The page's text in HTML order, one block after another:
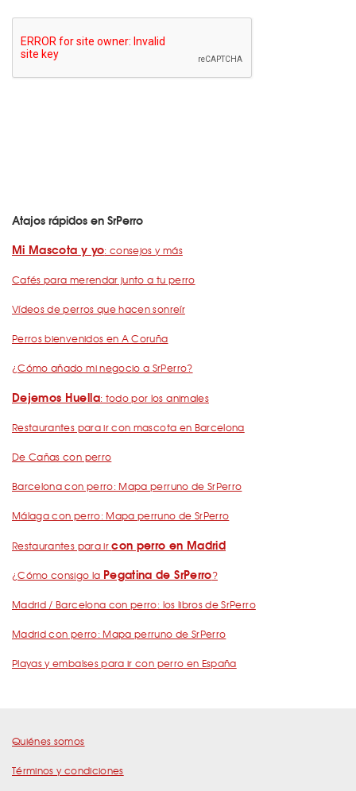
Atajos rápidos en SrPerro
Mi Mascota y yo: consejos y más
Cafés para merendar junto a tu perro
Vídeos de perros que hacen sonreír
Perros bienvenidos en A Coruña
¿Cómo añado mi negocio a SrPerro?
Dejemos Huella: todo por los animales
Restaurantes para ir con mascota en Barcelona
De Cañas con perro
Barcelona con perro: Mapa perruno de SrPerro
Málaga con perro: Mapa perruno de SrPerro
Restaurantes para ircon perro en Madrid
¿Cómo consigo la Pegatina de SrPerro?
Madrid / Barcelona con perro: los libros de SrPerro
Madrid con perro: Mapa perruno de SrPerro
Playas y embalses para ir con perro en España
Quiénes somos
Términos y condiciones